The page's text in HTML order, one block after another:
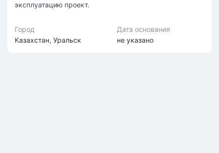
эксплуатацию проект.
Город
Казахстан, Уральск
Дата основания
не указано